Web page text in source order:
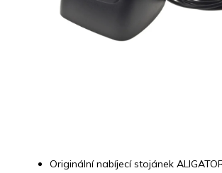
Originální nabíjecí stojánek